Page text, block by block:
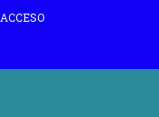
ACCESO